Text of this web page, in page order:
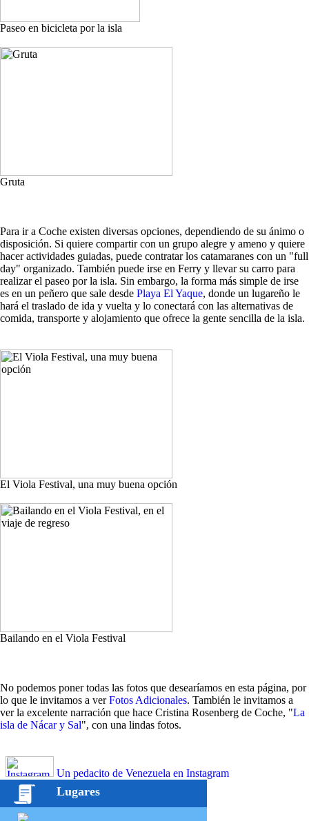
Paseo en bicicleta por la isla
Gruta
Para ir a Coche existen diversas opciones, dependiendo de su ánimo o
disposición. Si quiere compartir con un grupo alegre y ameno y quiere
hacer actividades guiadas, puede contratar los catamaranes con un "full
day" organizado. También puede irse en Ferry y llevar su carro para
realizar el paseo por la isla. Sin embargo, la forma más simple de irse
es en un peñero que sale desde Playa El Yaque, donde un lugareño le
hará el traslado de ida y vuelta y lo conectará con las alternativas de
comida, transporte y alojamiento que ofrece la gente sencilla de la isla.
El Viola Festival, una muy buena opción
Bailando en el Viola Festival
No podemos poner todas las fotos que desearíamos en esta página, por
lo que le invitamos a verFotos Adicionales. También le invitamos a
ver la excelente narración que hace Cristina Rosenberg de Coche, "La
isla de Nácar y Sal", con una lindas fotos.
Un pedacito de Venezuela en Instagram
Lugares